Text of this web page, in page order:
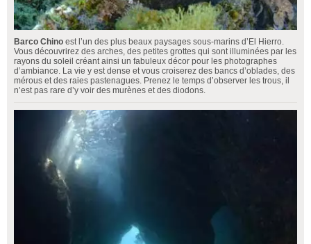
Barco Chino est l’un des plus beaux paysages sous-marins d’El Hierro.
Vous découvrirez des arches, des petites grottes qui sont illuminées par les
rayons du soleil créant ainsi un fabuleux décor pour les photographes
d’ambiance. La vie y est dense et vous croiserez des bancs d’oblades, des
mérous et des raies pastenagues. Prenez le temps d’observer les trous, il
n’est pas rare d’y voir des murènes et des diodons.